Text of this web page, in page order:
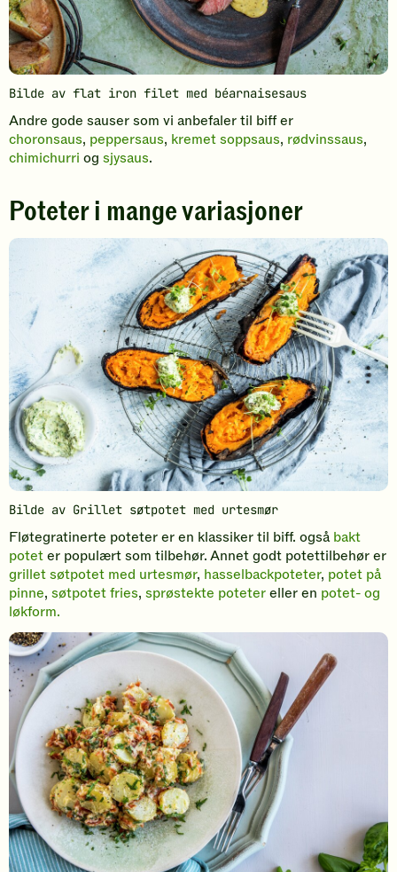
Bilde av flat iron filet med béarnaisesaus
Andre gode sauser som vi anbefaler til biff er
choronsaus, peppersaus, kremet soppsaus, rødvinssaus,
chimichurri og sjysaus.
Poteter i mange variasjoner
Bilde av Grillet søtpotet med urtesmør
Fløtegratinerte poteter er en klassiker til biff. ogsåbakt
poteter populært som tilbehør. Annet godt potettilbehør er
grillet søtpotet med urtesmør, hasselbackpoteter, potet på
pinne, søtpotet fries, sprøstekte potetereller en potet- og
løkform.